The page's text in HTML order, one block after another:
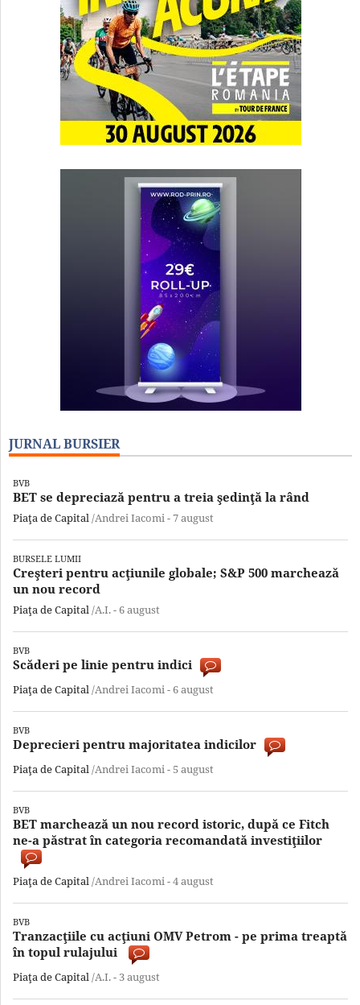
JURNAL BURSIER
BVB
BET se depreciază pentru a treia şedinţă la rând
Piaţa de Capital/Andrei Iacomi -7 august
BURSELE LUMII
Creşteri pentru acţiunile globale; S&P 500 marchează
un nou record
Piaţa de Capital/A.I. -6 august
BVB
Scăderi pe linie pentru indici
Piaţa de Capital/Andrei Iacomi -6 august
BVB
Deprecieri pentru majoritatea indicilor
Piaţa de Capital/Andrei Iacomi - 5 august
BVB
BET marchează un nou record istoric, după ce Fitch
ne-a păstrat în categoria recomandată investiţiilor
Piaţa de Capital/Andrei Iacomi -4 august
BVB
Tranzacţiile cu acţiuni OMV Petrom - pe prima treaptă
în topul rulajului
Piaţa de Capital/A.I. - 3 august